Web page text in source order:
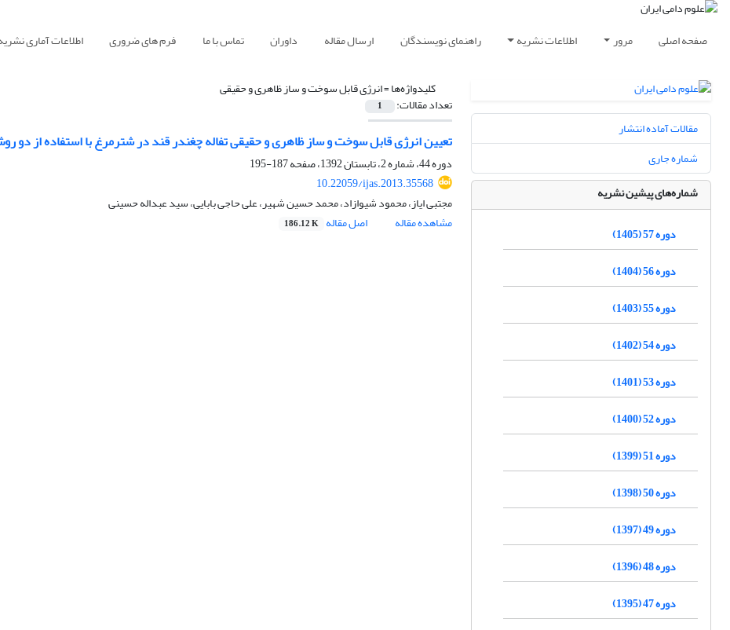
صفحه اصلی مرور اطلاعات نشریه راهنمای نویسندگان ارسال مقاله داوران تماس با ما فرم های ضروری اطلاعات آماری
کلیدواژه‌ها =انرژی قابل سوخت و ساز ظاهری و حقیقی
تعداد مقالات: 1
تعیین انرژی قابل سوخت و ساز ظاهری و حقیقی تفاله چغندر قند در شترمرغ با استفاده از
دوره 44، شماره 2، تابستان 1392، صفحه
187-195
10.22059/ijas.2013.35568
مجتبی ایاز، محمود شیوازاد، محمد حسین شهیر، علی حاجی بابایی، سید عبداله حسینی
مشاهده مقاله
اصل مقاله 186.12 K
مقالات آماده انتشار
شماره جاری
شماره‌های پیشین نشریه
دوره 57 (1405)
دوره 56 (1404)
دوره 55 (1403)
دوره 54 (1402)
دوره 53 (1401)
دوره 52 (1400)
دوره 51 (1399)
دوره 50 (1398)
دوره 49 (1397)
دوره 48 (1396)
دوره 47 (1395)